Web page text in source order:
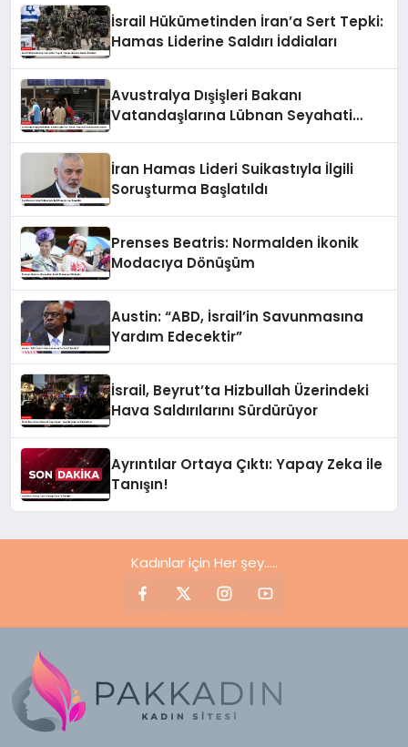
İsrail Hükümetinden İran’a Sert Tepki:
Hamas Liderine Saldırı İddiaları
Avustralya Dışişleri Bakanı
Vatandaşlarına Lübnan Seyahati
İran Hamas Lideri Suikastıyla İlgili
Soruşturma Başlatıldı
Prenses Beatris: Normalden İkonik
Modacıya Dönüşüm
Austin: “ABD, İsrail’in Savunmasına
Yardım Edecektir”
İsrail, Beyrut’ta Hizbullah Üzerindeki
Hava Saldırılarını Sürdürüyor
Ayrıntılar Ortaya Çıktı: Yapay Zeka ile
Tanışın!
Kadınlar için Her şey.....